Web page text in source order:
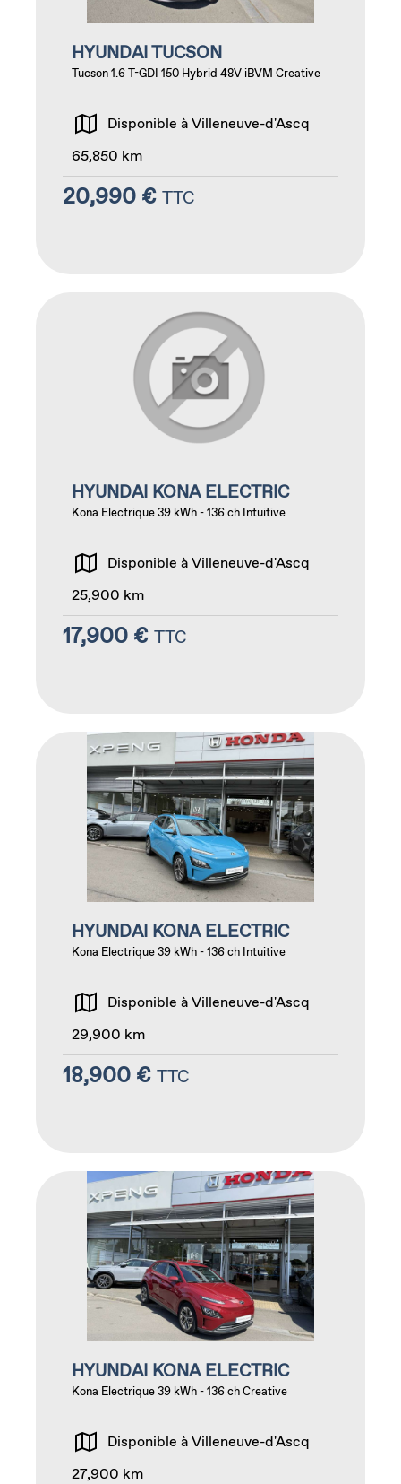
HYUNDAI TUCSON
Tucson 1.6 T-GDI 150 Hybrid 48V iBVM Creative
Disponible à Villeneuve-d'Ascq
65,850 km
20,990 € TTC
HYUNDAI KONA ELECTRIC
Kona Electrique 39 kWh - 136 ch Intuitive
Disponible à Villeneuve-d'Ascq
25,900 km
17,900 € TTC
HYUNDAI KONA ELECTRIC
Kona Electrique 39 kWh - 136 ch Intuitive
Disponible à Villeneuve-d'Ascq
29,900 km
18,900 € TTC
HYUNDAI KONA ELECTRIC
Kona Electrique 39 kWh - 136 ch Creative
Disponible à Villeneuve-d'Ascq
27,900 km